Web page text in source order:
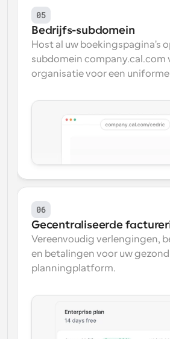
05
Bedrijfs-subdomein
Host al uw boekingspagina's
subdomein company.cal.com
organisatie voor een
06
Gecentraliseerde
Vereenvoudig verlengingen,
en betalingen voor uw
planningplatform.